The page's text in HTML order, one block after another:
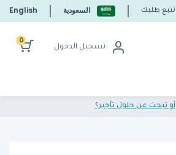
تتبع طلبك السعودية English
تسجيل الدخول
0
أو تبحث عن حلول تأجير؟